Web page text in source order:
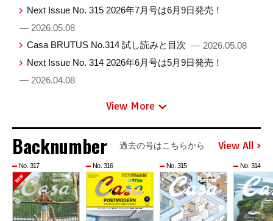
Next Issue No. 315 2026年7月号は6月9日発売！
— 2026.05.08
Casa BRUTUS No.314 試し読みと目次 — 2026.05.08
Next Issue No. 314 2026年6月号は5月9日発売！
— 2026.04.08
View More
Backnumber 過去の号はこちらから View All
No. 317 No. 316 No. 315 No. 314